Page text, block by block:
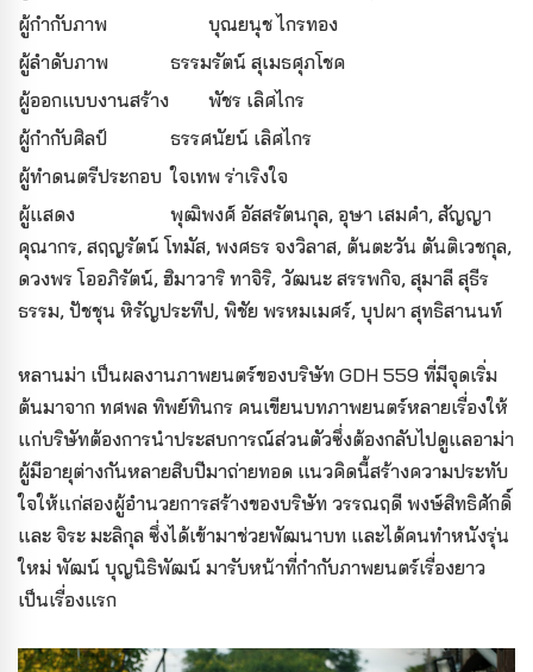
ผู้กํากับภาพ
บุณยนุช ไกรทอง
ผู้ลำดับภาพ
ธรรมรัตน์ สุเมธศุภโชค
ผู้ออกแบบงานสร้าง
พัชร เลิศไกร
ผู้กำกับศิลป์
ธรรศนัยน์ เลิศไกร
ผู้ทำดนตรีประกอบ ใจเทพ ร่าเริงใจ
ผู้แสดง
พุฒิพงศ์ อัสสรัตนกุล, อุษา เสมคำ, สัญญา
คุณากร, สฤญรัตน์ โทมัส, พงศธร จงวิลาส, ต้นตะวัน ตันติเวชกุล,
ดวงพร โออภิรัตน์, ฮิมาวาริ ทาจิริ, วัฒนะ สรรพกิจ, สุมาลี สุธีร
ธรรม, ปัชชุน หิรัญประทีป, พิชัย พรหมเมศร์, บุปผา สุทธิสานนท์
หลานม่า เป็นผลงานภาพยนตร์ของบริษัท GDH 559 ที่มีจุดเริ่ม
ต้นมาจาก ทศพล ทิพย์ทินกร คนเขียนบทภาพยนตร์หลายเรื่องให้
แก่บริษัทต้องการนำประสบการณ์ส่วนตัวซึ่งต้องกลับไปดูแลอาม่า
ผู้มีอายุต่างกันหลายสิบปีมาถ่ายทอด แนวคิดนี้สร้างความประทับ
ใจให้แก่สองผู้อำนวยการสร้างของบริษัท วรรณฤดี พงษ์สิทธิศักดิ์
และ จิระ มะลิกุล ซึ่งได้เข้ามาช่วยพัฒนาบท และได้คนทำหนังรุ่น
ใหม่ พัฒน์ บุญนิธิพัฒน์ มารับหน้าที่กำกับภาพยนตร์เรื่องยาว
เป็นเรื่องแรก